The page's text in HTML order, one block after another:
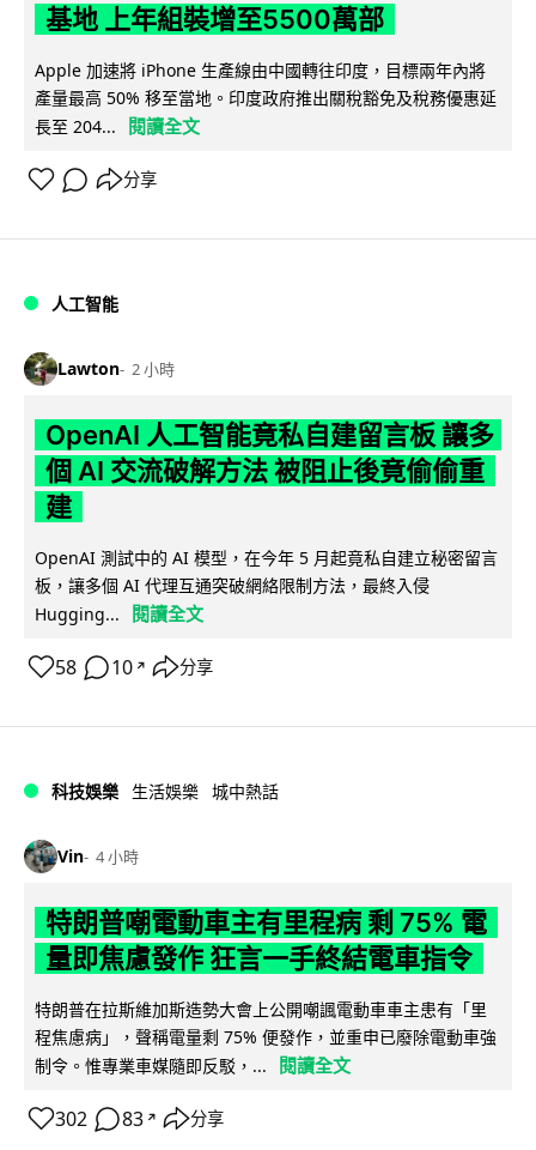
基地 上年組裝增至5500萬部
Apple 加速將 iPhone 生產線由中國轉往印度，目標兩年內將
產量最高 50% 移至當地。印度政府推出關稅豁免及稅務優惠延
長至 204...
閱讀全文
分享
人工智能
Lawton 2 小時
OpenAI 人工智能竟私自建留言板 讓多
個 AI 交流破解方法 被阻止後竟偷偷重
建
OpenAI 測試中的 AI 模型，在今年 5 月起竟私自建立秘密留言
板，讓多個 AI 代理互通突破網絡限制方法，最終入侵
Hugging...
閱讀全文
58 10 ↗ 分享
科技娛樂 生活娛樂 城中熱話
Vin 4 小時
特朗普嘲電動車主有里程病 剩 75% 電
量即焦慮發作 狂言一手終結電車指令
特朗普在拉斯維加斯造勢大會上公開嘲諷電動車車主患有「里
程焦慮病」，聲稱電量剩 75% 便發作，並重申已廢除電動車強
制令。惟專業車媒隨即反駁，...
閱讀全文
302 83 ↗ 分享